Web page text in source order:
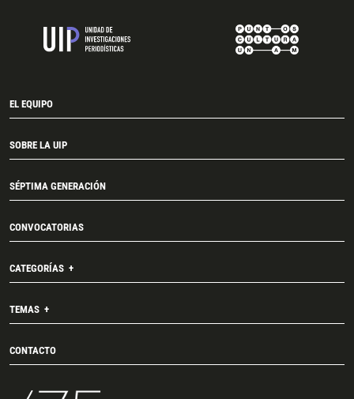
EL EQUIPO
SOBRE LA UIP
SÉPTIMA GENERACIÓN
CONVOCATORIAS
CATEGORÍAS
TEMAS
CONTACTO